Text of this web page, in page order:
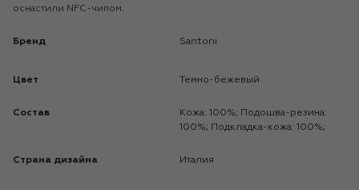
оснастили NFC-чипом.
Бренд Santoni
Цвет Темно-бежевый
Состав
Кожа: 100%; Подошва-резина:
100%; Подкладка-кожа: 100%;
Страна дизайна Италия